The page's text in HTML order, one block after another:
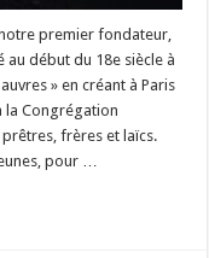
premier fondateur,
au début du 18e siècle à
» en créant à Paris
la Congrégation
frères et laïcs.
pour …